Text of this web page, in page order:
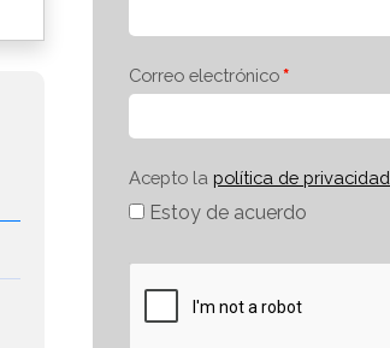
Correo electrónico
Acepto la política de privacidad
Estoy de acuerdo